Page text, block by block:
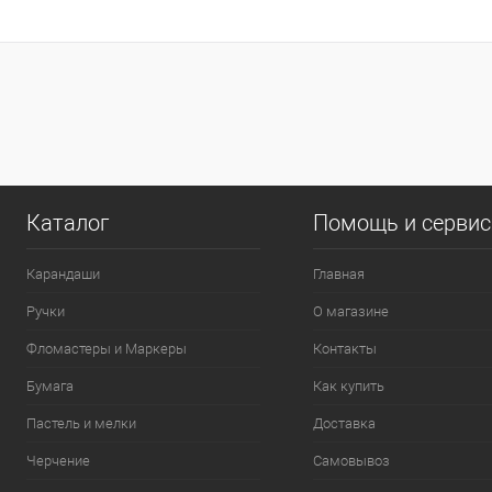
Каталог
Карандаши
Ручки
Фломастеры и Маркеры
Бумага
Пастель и мелки
Черчение
Помощь и
Главная
О магазине
Контакты
Как купить
Доставка
Самовывоз